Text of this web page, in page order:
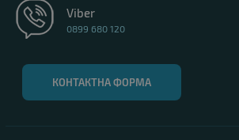
Viber
0899 680 120
КОНТАКТНА ФОРМА